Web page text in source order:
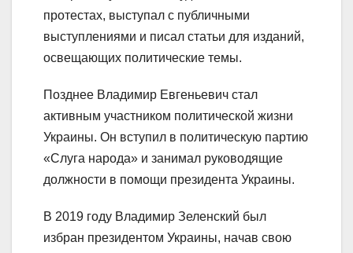
протестах, выступал с публичными
выступлениями и писал статьи для изданий,
освещающих политические темы.
Позднее Владимир Евгеньевич стал
активным участником политической жизни
Украины. Он вступил в политическую партию
«Слуга народа» и занимал руководящие
должности в помощи президента Украины.
В 2019 году Владимир Зеленский был
избран президентом Украины, начав свою